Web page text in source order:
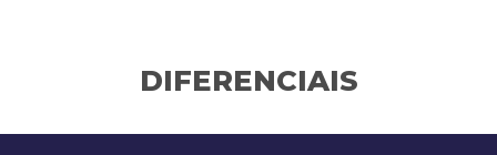
DIFERENCIAIS